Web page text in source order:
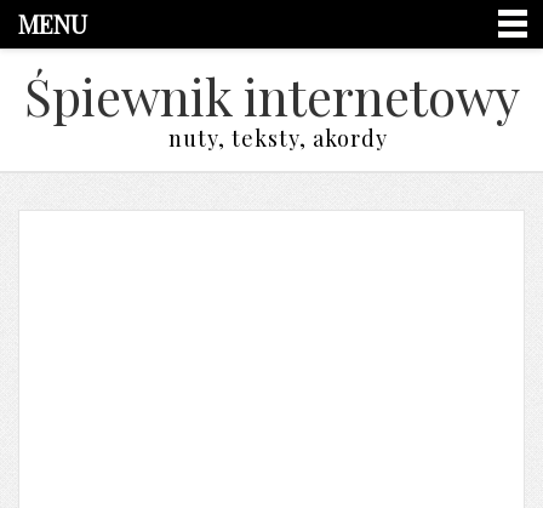
MENU
Śpiewnik internetowy
nuty, teksty, akordy